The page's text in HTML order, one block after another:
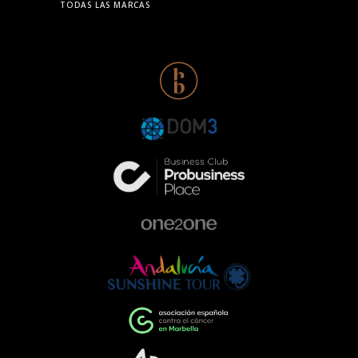
identificados: solidaridad,
responsabilidad y compromiso.Nuestra
participación con Range Rover en esta
gala responde a una forma de entender
excelencia en el sector de la
automoción. Queremos ser parte activa
de la comunidad, colaborando con
sociedad más comprometida y más
humana.Empresas que impulsan el
cambioEventos como la Gala de la AECC
ponen de manifiesto el importante
papel que pueden desempeñar las
TODAS LAS MARCAS